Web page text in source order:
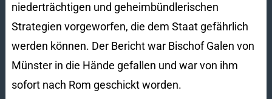
niederträchtigen und geheimbündlerischen
Strategien vorgeworfen, die dem Staat gefährlich
wer­den können. Der Bericht war Bischof Galen von
Münster in die Hände gefallen und war von ihm
sofort nach Rom geschickt worden.